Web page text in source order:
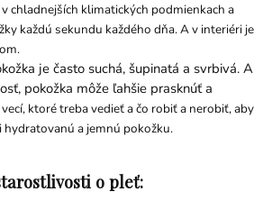
chladnejších klimatických podmienkach a
každú sekundu každého dňa. A v interiéri je
je často suchá, šupinatá a svrbivá. A
pokožka môže ľahšie prasknúť a
ktoré treba vedieť a čo robiť a nerobiť, aby
a jemnú pokožku.
o pleť: